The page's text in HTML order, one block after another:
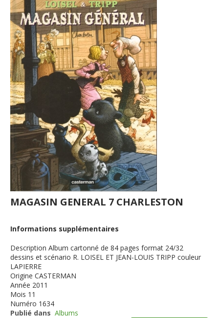
MAGASIN GENERAL 7 CHARLESTON
Informations supplémentaires
Description Album cartonné de 84 pages format 24/32
dessins et scénario R. LOISEL ET JEAN-LOUIS TRIPP couleur
LAPIERRE
Origine CASTERMAN
Année 2011
Mois 11
Numéro 1634
Publié dans Albums